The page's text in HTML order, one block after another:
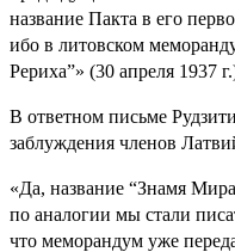
название Пакта в его
ибо в литовском
Рериха”» (30 апреля 1937
В ответном письме
заблуждения членов
«Да, название “Знамя
по аналогии мы стали
что меморандум уже